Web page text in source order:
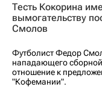
Тесть Кокорина
вымогательству
Смолов
Футболист Федор
нападающего
отношение к
"Кофемании".